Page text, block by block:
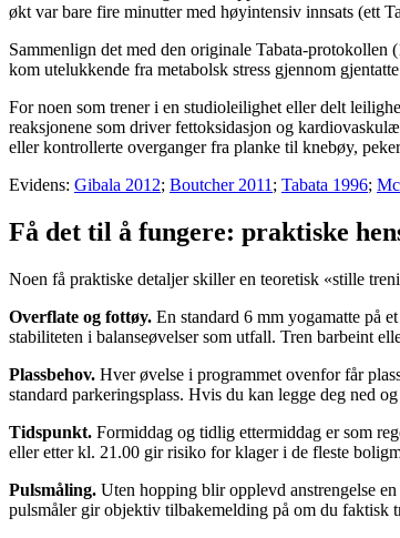
økt var bare fire minutter med høyintensiv innsats (ett
Sammenlign det med den originale Tabata-
kom utelukkende fra metabolsk stress gjennom
For noen som trener i en studioleilighet eller delt
reaksjonene som driver fettoksidasjon og
eller kontrollerte overganger fra planke til knebøy,
Evidens: Gibala 2012; Boutcher 2011 ; Tabata 1996;
Få det til å fungere: praktiske
Noen få praktiske detaljer skiller en teoretisk «stille
Overflate og fottøy. En standard 6 mm yogamatte på
stabiliteten i balanseøvelser som utfall. Tren barbeint
Plassbehov. Hver øvelse i programmet ovenfor får
standard parkeringsplass. Hvis du kan legge deg ned
Tidspunkt. Formiddag og tidlig ettermiddag er som
eller etter kl. 21.00 gir risiko for klager i de fleste
Pulsmåling. Uten hopping blir opplevd anstrengelse
pulsmåler gir objektiv tilbakemelding på om du faktisk